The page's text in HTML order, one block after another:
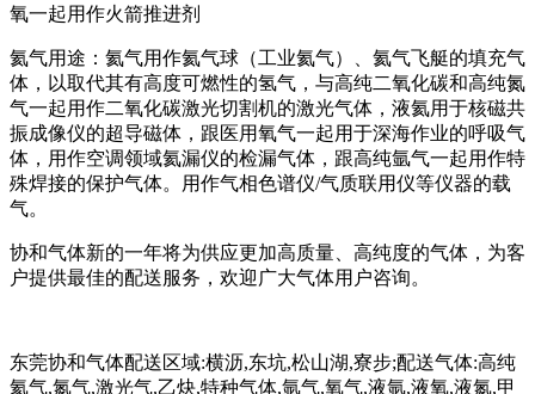
氧一起用作火箭推进剂
氦气用途：氦气用作氦气球（工业氦气）、氦气飞艇的填充气
体，以取代其有高度可燃性的氢气，与高纯二氧化碳和高纯氮
气一起用作二氧化碳激光切割机的激光气体，液氦用于核磁共
振成像仪的超导磁体，跟医用氧气一起用于深海作业的呼吸气
体，用作空调领域氦漏仪的检漏气体，跟高纯氩气一起用作特
殊焊接的保护气体。用作气相色谱仪/气质联用仪等仪器的载
气。
协和气体新的一年将为供应更加高质量、高纯度的气体，为客
户提供最佳的配送服务，欢迎广大气体用户咨询。
东莞协和气体配送区域:横沥,东坑,松山湖,寮步;配送气体:高纯
氦气,氮气,激光气,乙炔,特种气体,氩气,氧气,液氩,液氧,液氮,甲